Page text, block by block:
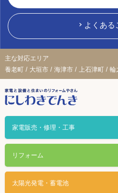
よくある
主な対応エリア
養老町 / 大垣市 / 海津市 / 上石津町 / 輪
家電販売・修理・工事
リフォーム
太陽光発電・蓄電池